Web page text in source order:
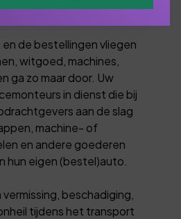
de bestellingen vliegen
witgoed, machines,
ga zo maar door. Uw
in dienst die bij
aan de slag
machine- of
en andere goederen
hun eigen (bestel)auto.
beschadiging,
tijdens het transport